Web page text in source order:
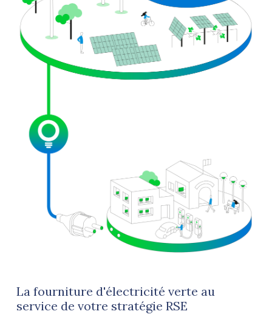
La fourniture d'électricité verte au
service de votre stratégie RSE